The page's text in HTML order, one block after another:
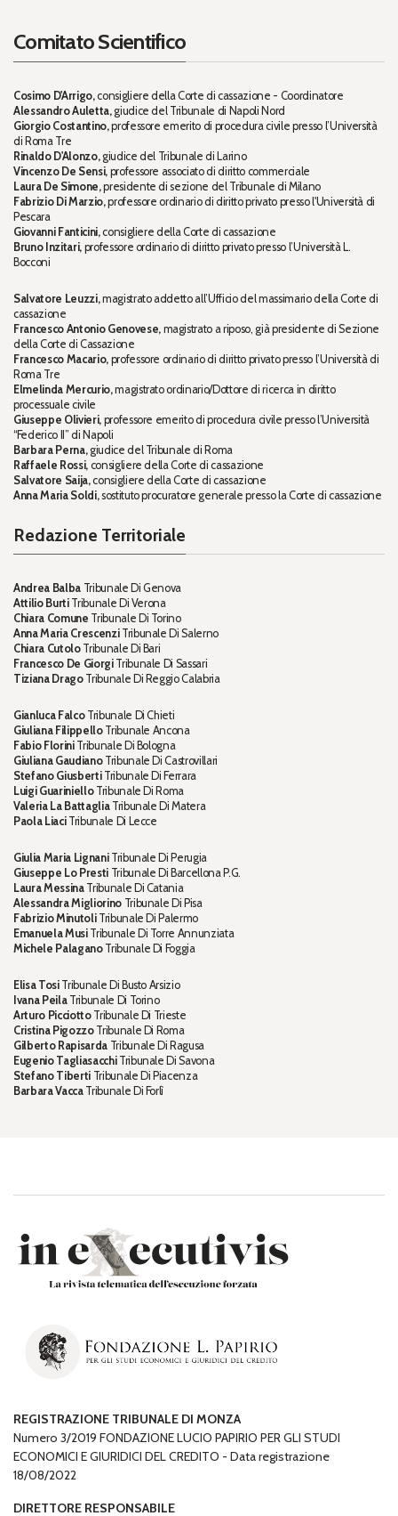
Comitato Scientifico
Cosimo D'Arrigo,consigliere della Corte di cassazione - Coordinatore
Alessandro Auletta,giudice del Tribunale di Napoli Nord
Giorgio Costantino,professore emerito di procedura civile presso l’Università
di Roma Tre
Rinaldo D'Alonzo,giudice del Tribunale di Larino
Vincenzo De Sensi,professore associato di diritto commerciale
Laura De Simone,presidente di sezione del Tribunale di Milano
Fabrizio Di Marzio,professore ordinario di diritto privato presso l'Università di
Pescara
Giovanni Fanticini,consigliere della Corte di cassazione
Bruno Inzitari, professore ordinario di diritto privato presso l’Università L.
Bocconi
Salvatore Leuzzi,magistrato addetto all’Ufficio del massimario della Corte di
cassazione
Francesco Antonio Genovese, magistrato a riposo, già presidente di Sezione
della Corte di Cassazione
Francesco Macario,professore ordinario di diritto privato presso l’Università di
Roma Tre
Elmelinda Mercurio,magistrato ordinario/Dottore di ricerca in diritto
processuale civile
Giuseppe Olivieri,professore emerito di procedura civile presso l’Università
“Federico II” di Napoli
Barbara Perna,giudice del Tribunale di Roma
Raffaele Rossi, consigliere della Corte di cassazione
Salvatore Saija,consigliere della Corte di cassazione
Anna Maria Soldi,sostituto procuratore generale presso la Corte di cassazione
Redazione Territoriale
Andrea BalbaTribunale Di Genova
Attilio BurtiTribunale Di Verona
Chiara Comune Tribunale Di Torino
Anna Maria CrescenziTribunale Di Salerno
Chiara CutoloTribunale Di Bari
Francesco De GiorgiTribunale Di Sassari
Tiziana DragoTribunale Di Reggio Calabria
Gianluca FalcoTribunale Di Chieti
Giuliana FilippelloTribunale Ancona
Fabio FloriniTribunale Di Bologna
Giuliana GaudianoTribunale Di Castrovillari
Stefano GiusbertiTribunale Di Ferrara
Luigi GuarinielloTribunale Di Roma
Valeria La BattagliaTribunale Di Matera
Paola LiaciTribunale Di Lecce
Giulia Maria LignaniTribunale Di Perugia
Giuseppe Lo PrestiTribunale Di Barcellona P.G.
Laura MessinaTribunale Di Catania
Alessandra MigliorinoTribunale Di Pisa
Fabrizio MinutoliTribunale Di Palermo
Emanuela MusiTribunale Di Torre Annunziata
Michele PalaganoTribunale Di Foggia
Elisa TosiTribunale Di Busto Arsizio
Ivana PeilaTribunale Di Torino
Arturo PicciottoTribunale Di Trieste
Cristina PigozzoTribunale Di Roma
Gilberto RapisardaTribunale Di Ragusa
Eugenio TagliasacchiTribunale Di Savona
Stefano TibertiTribunale Di Piacenza
Barbara VaccaTribunale Di Forlì
REGISTRAZIONE TRIBUNALE DI MONZA
Numero 3/2019 FONDAZIONE LUCIO PAPIRIO PER GLI STUDI
ECONOMICI E GIURIDICI DEL CREDITO - Data registrazione
18/08/2022
DIRETTORE RESPONSABILE